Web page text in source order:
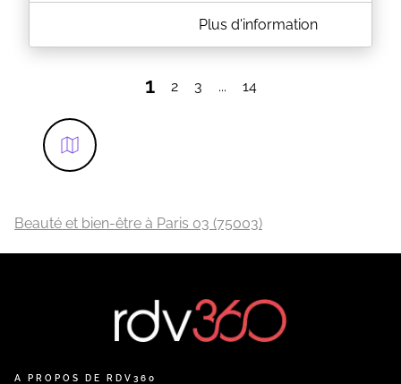
A PROPOS DE CAMILLE ALBANE SALON DE
salon vous propose des coupes pour homme et
Plus d'information
1 2 3 ... 14
Beauté et bien-être à Paris 03 (75003)
A PROPOS DE RDV360